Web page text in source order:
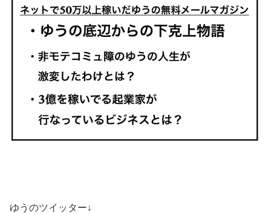
ゆうのツイッター↓